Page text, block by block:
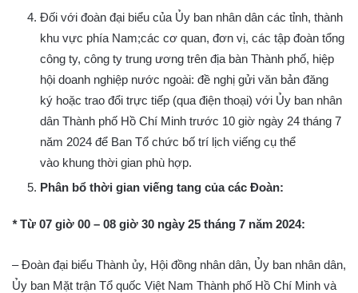
Đối với đoàn đại biểu của Ủy ban nhân dân các tỉnh, thành
khu vực phía Nam;các cơ quan, đơn vị, các tập đoàn tổng
công ty, công ty trung ương trên địa bàn Thành phố, hiệp
hội doanh nghiệp nước ngoài: đề nghị gửi văn bản đăng
ký hoặc trao đổi trực tiếp (qua điện thoại) với Ủy ban nhân
dân Thành phố Hồ Chí Minh trước 10 giờ ngày 24 tháng 7
năm 2024 để Ban Tổ chức bố trí lịch viếng cụ thể
vào khung thời gian phù hợp.
Phân bổ thời gian viếng tang của các Đoàn:
* Từ 07 giờ 00 – 08 giờ 30 ngày 25 tháng 7 năm 2024:
– Đoàn đại biểu Thành ủy, Hội đồng nhân dân, Ủy ban nhân dân,
Ủy ban Mặt trận Tổ quốc Việt Nam Thành phố Hồ Chí Minh và